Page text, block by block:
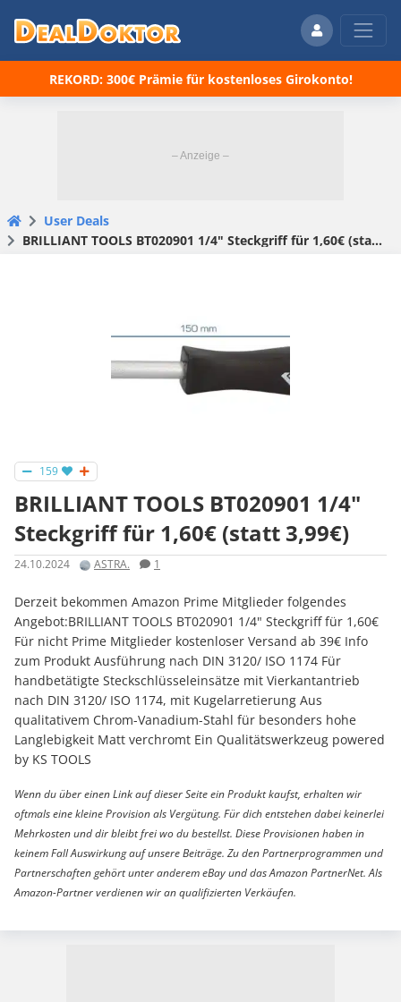
REKORD: 300€ Prämie für kostenloses Girokonto!
User Deals
BRILLIANT TOOLS BT020901 1/4" Steckgriff für 1,60€ (statt 3,99€)
159
BRILLIANT TOOLS BT020901 1/4"
Steckgriff für 1,60€ (statt 3,99€)
24.10.2024 ASTRA. 1
Derzeit bekommen Amazon Prime Mitglieder folgendes
Angebot:BRILLIANT TOOLS BT020901 1/4" Steckgriff für 1,60€
Für nicht Prime Mitglieder kostenloser Versand ab 39€ Info
zum Produkt Ausführung nach DIN 3120/ ISO 1174 Für
handbetätigte Steckschlüsseleinsätze mit Vierkantantrieb
nach DIN 3120/ ISO 1174, mit Kugelarretierung Aus
qualitativem Chrom-Vanadium-Stahl für besonders hohe
Langlebigkeit Matt verchromt Ein Qualitätswerkzeug powered
by KS TOOLS
Wenn du über einen Link auf dieser Seite ein Produkt kaufst, erhalten wir
oftmals eine kleine Provision als Vergütung. Für dich entstehen dabei keinerlei
Mehrkosten und dir bleibt frei wo du bestellst. Diese Provisionen haben in
keinem Fall Auswirkung auf unsere Beiträge. Zu den Partnerprogrammen und
Partnerschaften gehört unter anderem eBay und das Amazon PartnerNet. Als
Amazon-Partner verdienen wir an qualifizierten Verkäufen.